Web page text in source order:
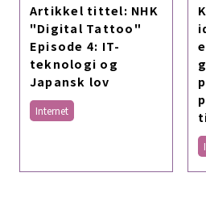
Artikkel tittel: NHK
"Digital Tattoo"
Episode 4: IT-
teknologi og
Japansk lov
Internet